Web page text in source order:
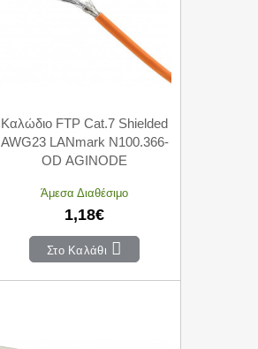
Καλώδιο FTP Cat.7 Shielded
AWG23 LANmark N100.366-
OD AGINODE
Άμεσα Διαθέσιμο
1,18€
Στο Καλάθι